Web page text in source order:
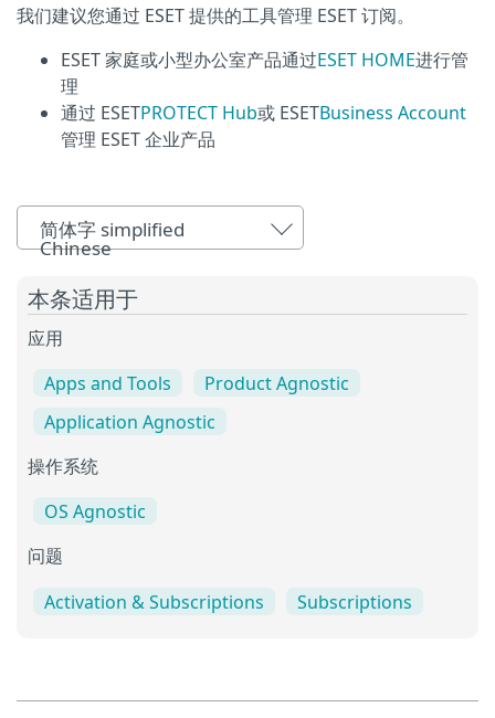
我们建议您通过 ESET 提供的工具管理 ESET 订阅。
ESET 家庭或小型办公室产品通过ESET HOME进行管
理
通过 ESETPROTECT Hub或 ESETBusiness Account
管理 ESET 企业产品
简体字 simplified
Chinese
本条适用于
应用
Apps and Tools
Product Agnostic
Application Agnostic
操作系统
OS Agnostic
问题
Activation & Subscriptions Subscriptions